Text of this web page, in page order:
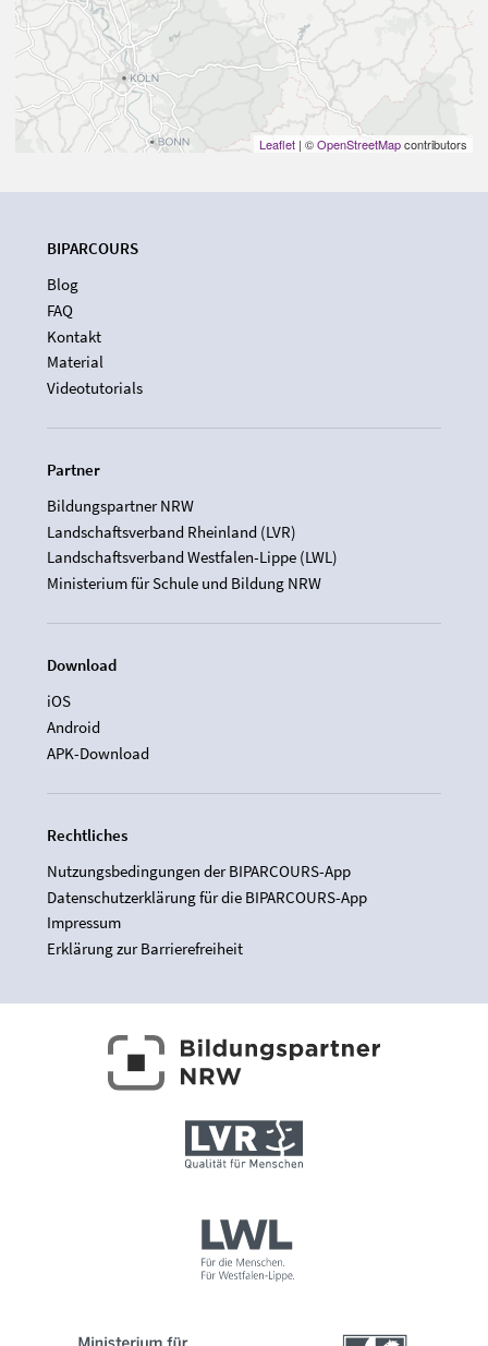
Leaflet | ©OpenStreetMapcontributors
BIPARCOURS
Blog
FAQ
Kontakt
Material
Videotutorials
Partner
Bildungspartner NRW
Landschaftsverband Rheinland (LVR)
Landschaftsverband Westfalen-Lippe (LWL)
Ministerium für Schule und Bildung NRW
Download
iOS
Android
APK-Download
Rechtliches
Nutzungsbedingungen der BIPARCOURS-App
Datenschutzerklärung für die BIPARCOURS-App
Impressum
Erklärung zur Barrierefreiheit